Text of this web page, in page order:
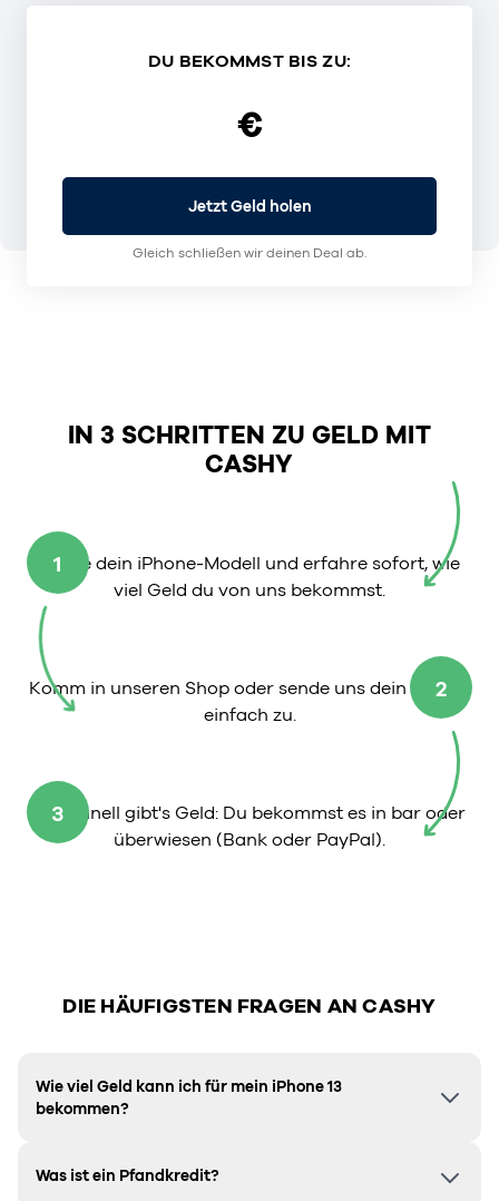
DU BEKOMMST BIS ZU:
€
Jetzt Geld holen
Gleich schließen wir deinen Deal ab.
IN 3 SCHRITTEN ZU GELD MIT
CASHY
1
Wähle dein iPhone-Modell und erfahre sofort, wie
viel Geld du von uns bekommst.
2
Komm in unseren Shop oder sende uns dein iPhone
einfach zu.
3
So schnell gibt's Geld: Du bekommst es in bar oder
überwiesen (Bank oder PayPal).
DIE HÄUFIGSTEN FRAGEN AN CASHY
Wie viel Geld kann ich für mein iPhone 13
bekommen?
Was ist ein Pfandkredit?